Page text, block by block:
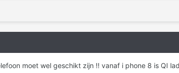
moet wel geschikt zijn !! vanaf i phone 8 is QI